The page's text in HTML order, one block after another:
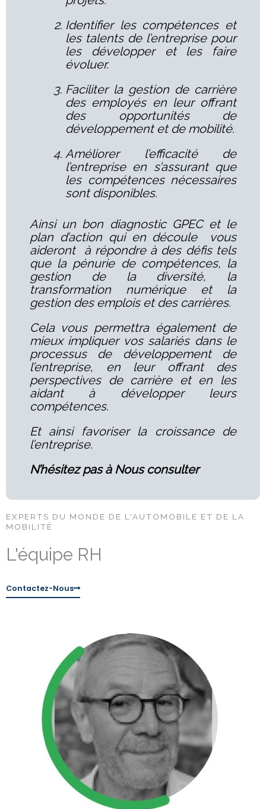
Identifier les compétences et
les talents de l’entreprise pour
les développer et les faire
évoluer.
Faciliter la gestion de carrière
des employés en leur offrant
des opportunités de
développement et de mobilité.
Améliorer l’efficacité de
l’entreprise en s’assurant que
les compétences nécessaires
sont disponibles.
Ainsi un bon diagnostic GPEC et le
plan d’action qui en découle vous
aideront à répondre à des défis tels
que la pénurie de compétences, la
gestion de la diversité, la
transformation numérique et la
gestion des emplois et des carrières.
Cela vous permettra également de
mieux impliquer vos salariés dans le
processus de développement de
l’entreprise, en leur offrant des
perspectives de carrière et en les
aidant à développer leurs
compétences.
Et ainsi favoriser la croissance de
l’entreprise.
N’hésitez pas à Nous consulter
EXPERTS DU MONDE DE L'AUTOMOBILE ET DE LA
MOBILITÉ
L'équipe RH
Contactez-Nous